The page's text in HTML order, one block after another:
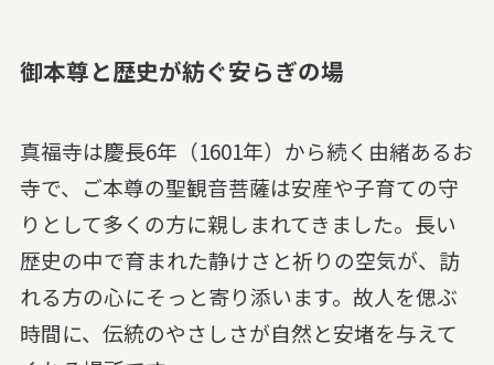
御本尊と歴史が紡ぐ安らぎの場
真福寺は慶長6年（1601年）から続く由緒あるお
寺で、ご本尊の聖観音菩薩は安産や子育ての守
りとして多くの方に親しまれてきました。長い
歴史の中で育まれた静けさと祈りの空気が、訪
れる方の心にそっと寄り添います。故人を偲ぶ
時間に、伝統のやさしさが自然と安堵を与えて